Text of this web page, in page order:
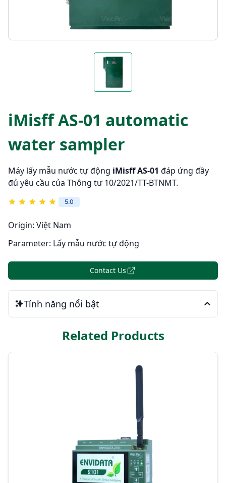
iMisff AS-01 automatic
water sampler
Máy lấy mẫu nước tự động iMisff AS-01 đáp ứng đầy
đủ yêu cầu của Thông tư 10/2021/TT-BTNMT.
5.0
Origin: Việt Nam
Parameter: Lấy mẫu nước tự động
Contact Us
Tính năng nổi bật
Related Products